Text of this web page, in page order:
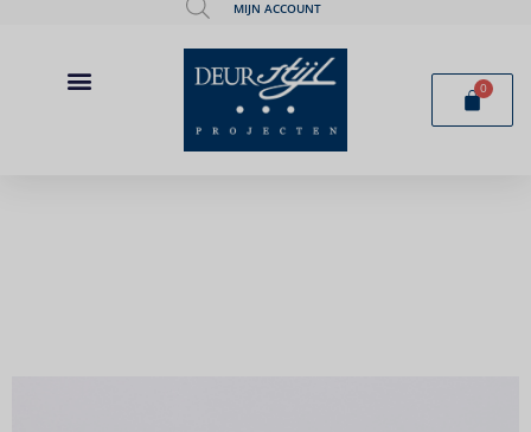
MIJN ACCOUNT
0